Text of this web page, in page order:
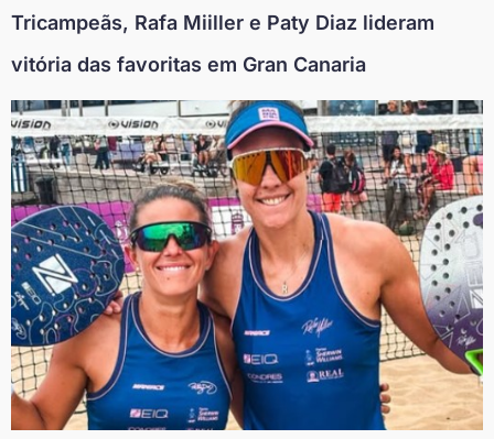
Tricampeãs, Rafa Miiller e Paty Diaz lideram
vitória das favoritas em Gran Canaria